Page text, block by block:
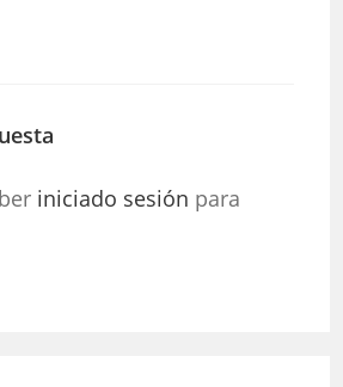
iniciado sesión para